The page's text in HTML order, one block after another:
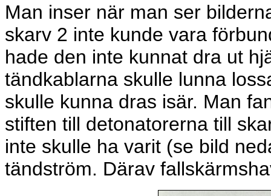
Man inser när man ser
skarv 2 inte kunde vara
hade den inte kunnat dra ut
tändkablarna skulle lunna
skulle kunna dras isär. Man
stiften till detonatorerna till
inte skulle ha varit (se bild
tändström. Därav